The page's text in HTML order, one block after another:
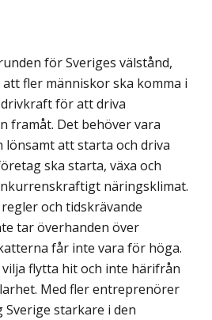
för Sveriges välstånd,
fler människor ska komma i
för att driva
framåt. Det behöver vara
att starta och driva
ska starta, växa och
näringsklimat.
och tidskrävande
tar överhanden över
får inte vara för höga.
flytta hit och inte härifrån
Med fler entreprenörer
starkare i den